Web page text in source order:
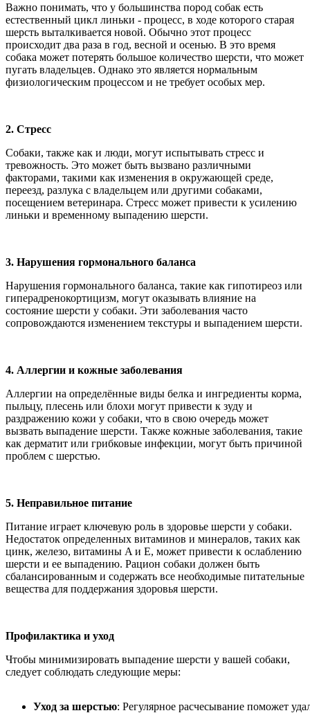
Важно понимать, что у большинства пород собак есть
естественный цикл линьки - процесс, в ходе которого старая
шерсть выталкивается новой. Обычно этот процесс
происходит два раза в год, весной и осенью. В это время
собака может потерять большое количество шерсти, что может
пугать владельцев. Однако это является нормальным
физиологическим процессом и не требует особых мер.
2. Стресс
Собаки, также как и люди, могут испытывать стресс и
тревожность. Это может быть вызвано различными
факторами, такими как изменения в окружающей среде,
переезд, разлука с владельцем или другими собаками,
посещением ветеринара. Стресс может привести к усилению
линьки и временному выпадению шерсти.
3. Нарушения гормонального баланса
Нарушения гормонального баланса, такие как гипотиреоз или
гиперадренокортицизм, могут оказывать влияние на
состояние шерсти у собаки. Эти заболевания часто
сопровождаются изменением текстуры и выпадением шерсти.
4. Аллергии и кожные заболевания
Аллергии на определённые виды белка и ингредиенты корма,
пыльцу, плесень или блохи могут привести к зуду и
раздражению кожи у собаки, что в свою очередь может
вызвать выпадение шерсти. Также кожные заболевания, такие
как дерматит или грибковые инфекции, могут быть причиной
проблем с шерстью.
5. Неправильное питание
Питание играет ключевую роль в здоровье шерсти у собаки.
Недостаток определенных витаминов и минералов, таких как
цинк, железо, витамины A и E, может привести к ослаблению
шерсти и ее выпадению. Рацион собаки должен быть
сбалансированным и содержать все необходимые питательные
вещества для поддержания здоровья шерсти.
Профилактика и уход
Чтобы минимизировать выпадение шерсти у вашей собаки,
следует соблюдать следующие меры:
Уход за шерстью: Регулярное расчесывание поможет